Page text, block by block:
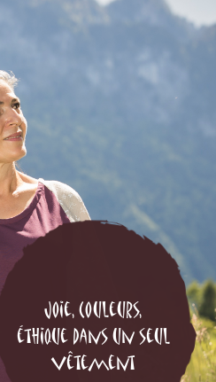
Joie, Couleurs,
éthique dans un seul
vêtement